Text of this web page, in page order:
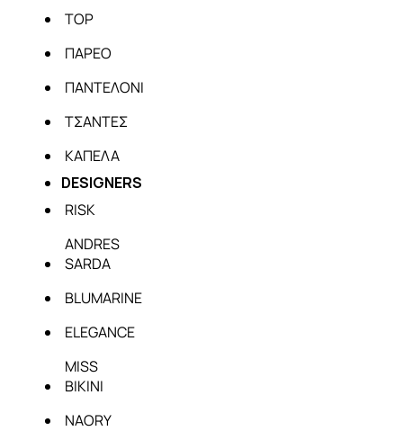
TOP
ΠΑΡΕΟ
ΠΑΝΤΕΛΟΝΙ
ΤΣΑΝΤΕΣ
ΚΑΠΕΛΑ
DESIGNERS
RISK
ANDRES
SARDA
BLUMARINE
ELEGANCE
MISS
BIKINI
NAORY